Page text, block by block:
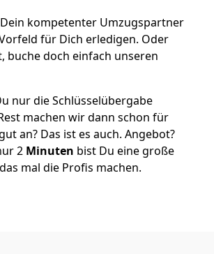
kompetenter Umzugspartner
für Dich erledigen. Oder
buche doch einfach unseren
nur die Schlüsselübergabe
machen wir dann schon für
an? Das ist es auch. Angebot?
2 Minuten bist Du eine große
mal die Profis machen.